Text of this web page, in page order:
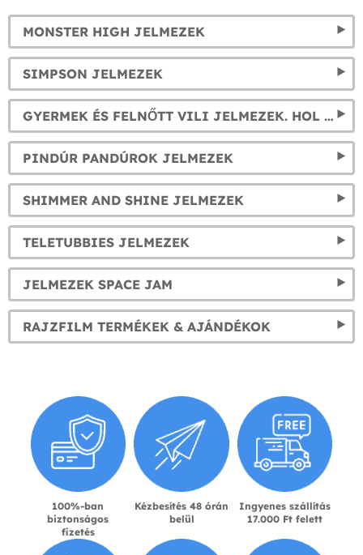
MONSTER HIGH JELMEZEK
SIMPSON JELMEZEK
GYERMEK ÉS FELNŐTT VILI JELMEZEK. HOL VAN VILI?
PINDÚR PANDÚROK JELMEZEK
SHIMMER AND SHINE JELMEZEK
TELETUBBIES JELMEZEK
JELMEZEK SPACE JAM
RAJZFILM TERMÉKEK & AJÁNDÉKOK
100%-ban
biztonságos
fizetés
Kézbesítés 48 órán
belül
Ingyenes szállítás
17.000 Ft felett